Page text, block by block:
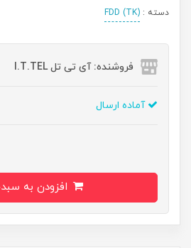
دسته : (TK) FDD
فروشنده: آی تی تل I.T.TEL
آماده ارسال